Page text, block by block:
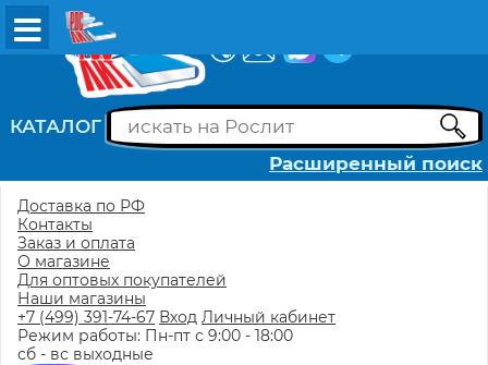
КАТАЛОГ
Расширенный поиск
Доставка по РФ
Контакты
Заказ и оплата
О магазине
Для оптовых покупателей
Наши магазины
+7 (499) 391-74-67 Вход Личный кабинет
Режим работы: Пн-пт с 9:00 - 18:00
сб - вс выходные